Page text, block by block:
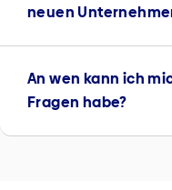
neuen
An wen kann ich
Fragen habe?